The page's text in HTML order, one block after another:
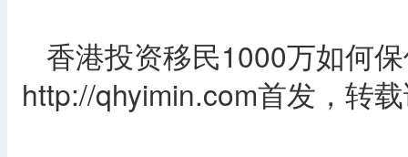
香港投资移民1000万如何
http://qhyimin.com首发，转